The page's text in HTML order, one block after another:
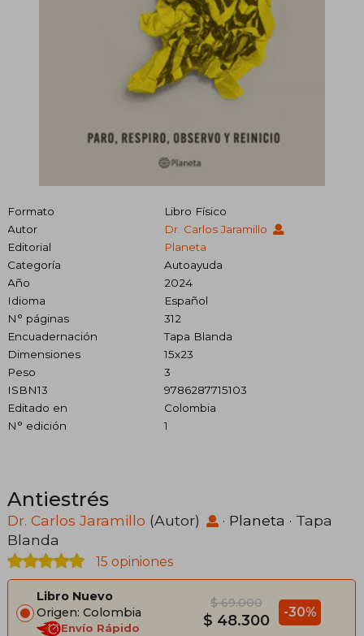
Formato
Libro Físico
Autor
Dr. Carlos Jaramillo
Editorial
Planeta
Categoría
Autoayuda
Año
2024
Idioma
Español
N° páginas
312
Encuadernación
Tapa Blanda
Dimensiones
15x23
Peso
3
ISBN13
9786287715103
Editado en
Colombia
N° edición
1
Antiestrés
Dr. Carlos Jaramillo (Autor) · Planeta · Tapa
Blanda
15 opiniones
Libro Nuevo
Origen: Colombia
Envío Rápido
$ 69.000
$ 48.300 -30%